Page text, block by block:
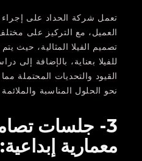
تعمل شركة الحداد على إجراء
العميل، مع التركيز على
تصميم الفيلا المثالية، حيث
للفيلا بعناية، بالإضافة إلى
القيود والتحديات المحتملة
نحو الحلول المناسبة
3- جلسات
معمارية إبداعية: